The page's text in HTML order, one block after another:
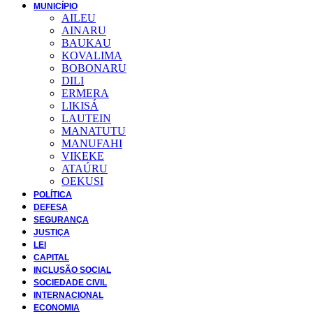
MUNICÍPIO
AILEU
AINARU
BAUKAU
KOVALIMA
BOBONARU
DILI
ERMERA
LIKISÁ
LAUTEIN
MANATUTU
MANUFAHI
VIKEKE
ATAÚRU
OEKUSI
POLÍTICA
DEFESA
SEGURANÇA
JUSTIÇA
LEI
CAPITAL
INCLUSÃO SOCIAL
SOCIEDADE CIVIL
INTERNACIONAL
ECONOMIA